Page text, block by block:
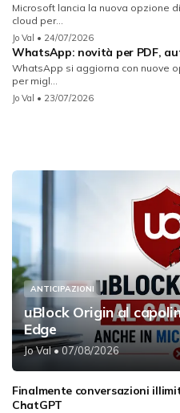
Microsoft lancia la nuova opzione
cloud per...
Jo Val • 24/07/2026
WhatsApp: novità per PDF,
WhatsApp si aggiorna con nuove
per migl...
Jo Val • 23/07/2026
ANTICIPAZIONI
uBlock Origin al
Edge
Jo Val• 07/08/2026
Finalmente conversazioni
ChatGPT